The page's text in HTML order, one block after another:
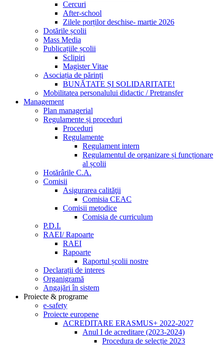
Cercuri
After-school
Zilele porților deschise- martie 2026
Dotările școlii
Mass Media
Publicațiile școlii
Sclipiri
Magister Vitae
Asociația de părinți
BUNĂTATE ȘI SOLIDARITATE!
Mobilitatea personalului didactic / Pretransfer
Management
Plan managerial
Regulamente și proceduri
Proceduri
Regulamente
Regulament intern
Regulamentul de organizare și funcționare
al școlii
Hotărârile C.A.
Comisii
Asigurarea calităţii
Comisia CEAC
Comisii metodice
Comisia de curriculum
P.D.I.
RAEI/ Rapoarte
RAEI
Rapoarte
Raportul școlii nostre
Declarații de interes
Organigramă
Angajări în sistem
Proiecte & programe
e-safety
Proiecte europene
ACREDITARE ERASMUS+ 2022-2027
Anul I de acreditare (2023-2024)
Procedura de selecție 2023